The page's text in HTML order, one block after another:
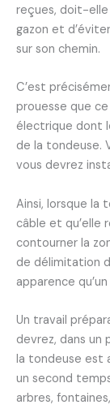
reçues, doit-
gazon et
sur son chemin.
C’est
prouesse que
électrique dont
de la tondeuse.
vous devrez
Ainsi, lorsque la
câble et qu’elle
contourner la
de délimitation
apparence
Un travail
devrez, dans un
la tondeuse est
un second
arbres,